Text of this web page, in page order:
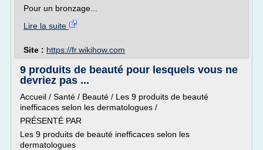
Pour un bronzage...
Lire la suite
Site : https://fr.wikihow.com
9 produits de beauté pour lesquels vous ne
devriez pas ...
Accueil / Santé / Beauté / Les 9 produits de beauté
inefficaces selon les dermatologues /
PRÉSENTÉ PAR
Les 9 produits de beauté inefficaces selon les
dermatologues